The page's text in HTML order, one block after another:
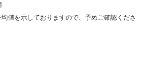
値を示しておりますので、予めご確認くださ